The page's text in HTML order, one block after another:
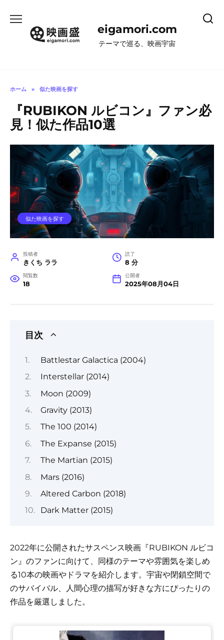
eigamori.com
テーマで巡る、映画宇宙
ホーム » 似た映画を探す
『RUBIKON ルビコン』ファン必
見！似た作品10選
似た映画を探す
投稿者
きくち ララ
読了
8 分
閲覧数
18
公開者
2025年08月04日
目次
Battlestar Galactica (2004)
Interstellar (2014)
Moon (2009)
Gravity (2013)
The 100 (2014)
The Expanse (2015)
The Martian (2015)
Mars (2016)
Altered Carbon (2018)
Dark Matter (2015)
2022年に公開されたサスペンス映画『RUBIKON ルビコ
ン』のファンに向けて、同様のテーマや雰囲気を楽しめ
る10本の映画やドラマを紹介します。宇宙や閉鎖空間で
のサバイバル、人間心理の描写が好きな方にぴったりの
作品を厳選しました。